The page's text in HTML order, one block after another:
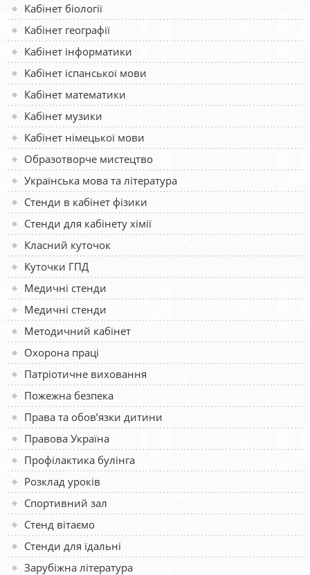
Кабінет біології
Кабінет географії
Кабінет інформатики
Кабінет іспанської мови
Кабінет математики
Кабінет музики
Кабінет німецької мови
Образотворче мистецтво
Українська мова та література
Стенди в кабінет фізики
Стенди для кабінету хімії
Класний куточок
Куточки ГПД
Медичні стенди
Медичні стенди
Методичний кабінет
Охорона праці
Патріотичне виховання
Пожежна безпека
Права та обов’язки дитини
Правова Україна
Профілактика булінга
Розклад уроків
Спортивний зал
Стенд вітаємо
Стенди для їдальні
Зарубіжна література